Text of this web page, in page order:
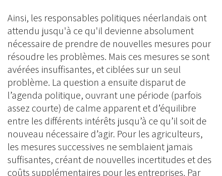
Ainsi, les responsables politiques néerlandais ont
attendu jusqu'à ce qu'il devienne absolument
nécessaire de prendre de nouvelles mesures pour
résoudre les problèmes. Mais ces mesures se sont
avérées insuffisantes, et ciblées sur un seul
problème. La question a ensuite disparut de
l’agenda politique, ouvrant une période (parfois
assez courte) de calme apparent et d’équilibre
entre les différents intérêts jusqu’à ce qu’il soit de
nouveau nécessaire d’agir. Pour les agriculteurs,
les mesures successives ne semblaient jamais
suffisantes, créant de nouvelles incertitudes et des
coûts supplémentaires pour les entreprises. Par